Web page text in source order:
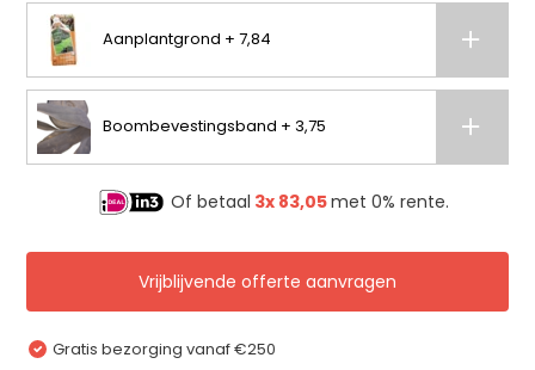
Aanplantgrond + 7,84
Boombevestingsband + 3,75
Of betaal 3x 83,05met 0% rente.
Vrijblijvende offerte aanvragen
Gratis bezorging vanaf €250